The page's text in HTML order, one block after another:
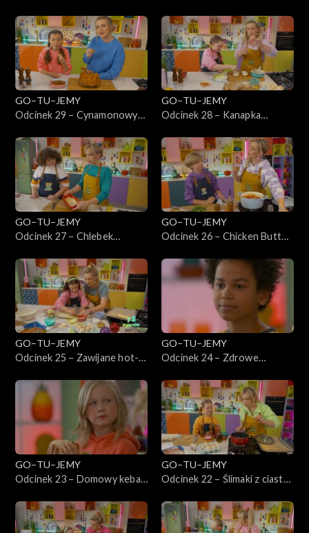
pysznym sosem tatarskim
GO–TU–JEMY
Odcinek 29 – Cynamonowy
GO–TU–JEMY
Odcinek 28 – Kanapka
sadzonym
GO–TU–JEMY
Odcinek 27 – Chlebek
GO–TU–JEMY
Odcinek 26 – Chicken Butter
GO–TU–JEMY
Odcinek 25 – Zawijane hot-
GO–TU–JEMY
Odcinek 24 – Zdrowe
orzecham
GO–TU–JEMY
Odcinek 23 – Domowy kebab
GO–TU–JEMY
Odcinek 22 – Ślimaki z ciasta
szynką